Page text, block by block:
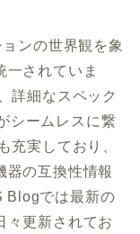
ンの世界観を象
一されていま
詳細なスペック
シームレスに繋
充実しており、
器の互換性情報
Blogでは最新の
々更新されてお